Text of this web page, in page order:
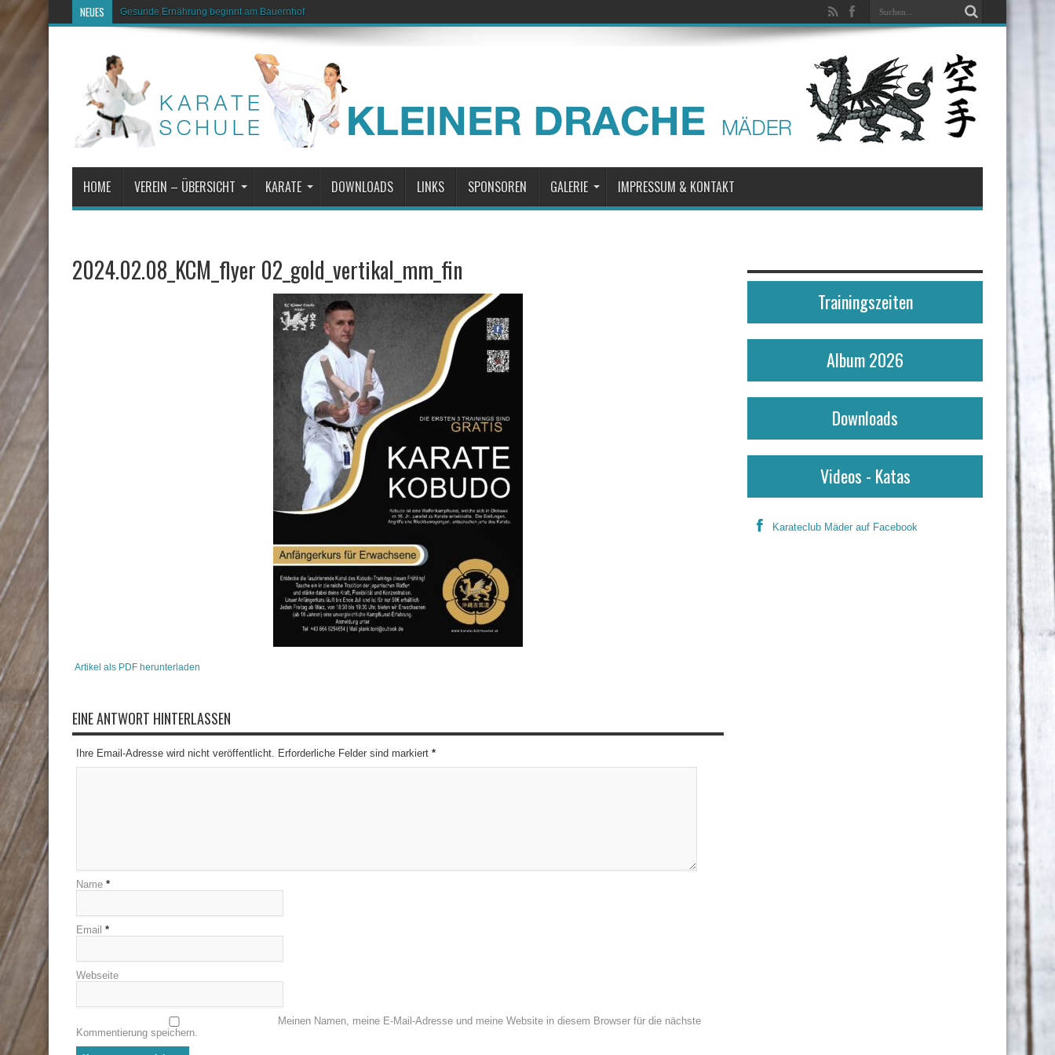
NEUES Gesunde Ernährung beginnt am Bauernhof
HOME VEREIN – ÜBERSICHT KARATE DOWNLOADS LINKS SPONSOREN GALERIE IMPRESSUM & KONTAKT
2024.02.08_KCM_flyer 02_gold_vertikal_mm_fin
Artikel als PDF herunterladen
EINE ANTWORT HINTERLASSEN
Ihre Email-Adresse wird nicht veröffentlicht. Erforderliche Felder sind markiert *
Name *
Email *
Webseite
Meinen Namen, meine E-Mail-Adresse und meine Website in diesem Browser für die nächste
Kommentierung speichern.
Trainingszeiten
Album 2026
Downloads
Videos - Katas
Karateclub Mäder auf Facebook